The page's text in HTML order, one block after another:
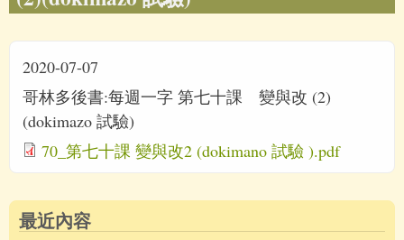
2020-07-07
哥林多後書:每週一字 第七十課 變與改 (2)
(dokimazo 試驗)
70_第七十課 變與改2 (dokimano 試驗 ).pdf
最近內容